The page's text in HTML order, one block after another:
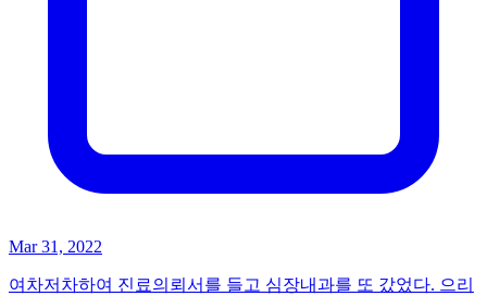
Mar 31, 2022
여차저차하여 진료의뢰서를 들고 심장내과를 또 갔었다. 으리